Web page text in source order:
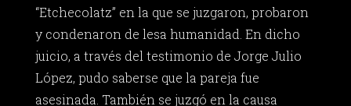
“Etchecolatz” en la que se juzgaron, probaron
y condenaron de lesa humanidad. En dicho
juicio, a través del testimonio de Jorge Julio
López, pudo saberse que la pareja fue
asesinada. También se juzgó en la causa